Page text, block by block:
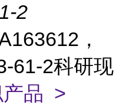
2
，
61-2科研现
产品 >